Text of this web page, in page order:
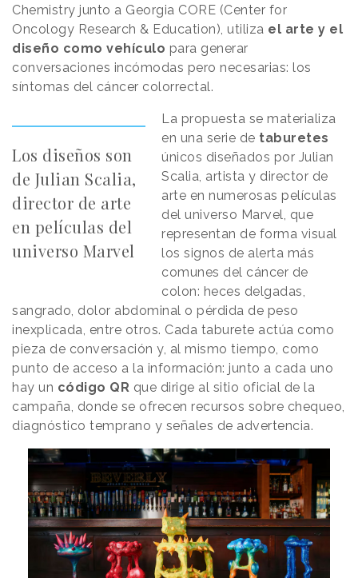
Chemistry junto a Georgia CORE (Center for
Oncology Research & Education), utiliza el arte y el
diseño como vehículo para generar
conversaciones incómodas pero necesarias: los
síntomas del cáncer colorrectal.
Los diseños son
de Julian Scalia,
director de arte
en películas del
universo Marvel
La propuesta se materializa
en una serie de taburetes
únicos diseñados por Julian
Scalia, artista y director de
arte en numerosas películas
del universo Marvel, que
representan de forma visual
los signos de alerta más
comunes del cáncer de
colon: heces delgadas,
sangrado, dolor abdominal o pérdida de peso
inexplicada, entre otros. Cada taburete actúa como
pieza de conversación y, al mismo tiempo, como
punto de acceso a la información: junto a cada uno
hay un código QR que dirige al sitio oficial de la
campaña, donde se ofrecen recursos sobre chequeo,
diagnóstico temprano y señales de advertencia.